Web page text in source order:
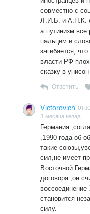
совместно с
Л.И.Б. и А.Н.К.
а путинизм
пальцем и
загибается,
власти РФ
сказку в
Ответить
Victorovich
3 месяца назад
Германия
,1990 года об
такие
сил,не имеет
Восточной
договора ,он
становится
силу.